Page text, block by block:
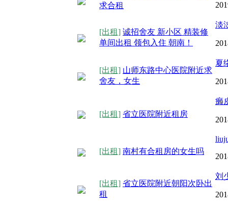
求合租
[出租] 诚招舍友 新小区 精装修
单间出租 领包入住 朝南！
淡
[出租] 山师东路中心医院附近求
舍友，女生
夏
[出租] 省立医院附近租房
癞
[出租] 南村有合租房的女生吗
[出租] 省立医院附近朝阳次卧出
租
刘